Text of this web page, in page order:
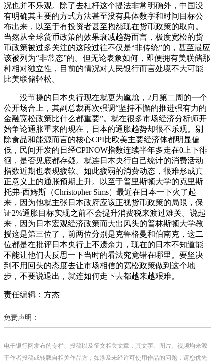
况也并不乐观。除了去杠杆这个提法非常明确外，中国没
有明确其主要的方式方法甚至没有具体数字和时间目标公
布出来，以至于有投资者甚至抱怨现在货币政策的取向。
当然从全球货币政策的效果衰减趋势而言，极度宽松的货
币政策被过多关注的这段过往不仅是“非传统”的，甚至最应
该被列为“非常态”的。但无论表象如何，即便拥有美联储那
种相对独立性，目前的情况对人民银行而言处境不大可能
比美联储轻松。
没节操的日本央行现在就更为尴尬，2月第二周的一个
公开场合上，其副总裁再次强调“坚持不懈的推进强有力的
金融宽松政策比什么都重要”。就在很多市场经济分析师开
始争论通胀重来的现在，日本的通胀趋势却很不乐观。剔
除食品和能源而言的核心CPI比欧美主要经济体都明显偏
低，民间开发的日经CPINOW指数连续半年多走在0上下徘
徊，是否见底都存疑。就连日本央行自己统计的消费活动
指数近期也表现疲软。如此疲弱的消费动态，很难形成真
正意义上的通胀预期上升。以至于普里斯顿大学的克里斯
托弗·西姆斯（Christopher Sims）最近在日本一下火了起
来，因为他就主张日本政府应该正视货币政策的局限，保
证2%通胀目标实现之前不会提升消费税来渡过难关。说起
来，因为日本宏观经济政策而大出风头的普林斯顿大学教
授这是第三位了，前两位分别是克鲁格曼和伯南克，这二
位都是在批评日本央行上不遗余力，现在的日本不知道能
不能让他们去反思一下当时的看法究竟错在哪里。要坚决
到不用回头的态度去让市场相信的宽松政策做到这个地
步，不要说退出，就连如何走下去都越来越艰难。
责任编辑：方杰
免责声明：
电子银行网发布的专栏、投稿以及征文相关文章，其文字、图片、视频均来源
于作者投稿或转载自相关作品方；如涉及未经许可使用作品的问题，请您优先